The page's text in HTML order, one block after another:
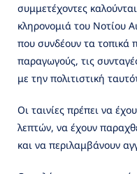
συμμετέχοντες
κληρονομιά του Νοτίου
που συνδέουν τα τοπικά
παραγωγούς, τις
με την πολιτιστική
Οι ταινίες πρέπει να
λεπτών, να έχουν
και να περιλαμβάνουν